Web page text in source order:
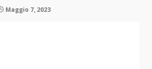
Maggio 7, 2023